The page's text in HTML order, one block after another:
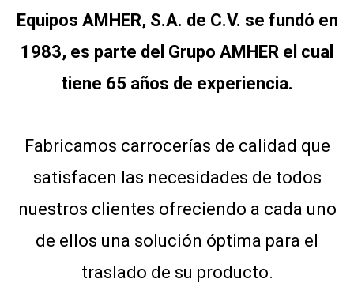
Equipos AMHER, S.A. de C.V. se fundó en
1983, es parte del Grupo AMHER el cual
tiene 65 años de experiencia.
Fabricamos carrocerías de calidad que
satisfacen las necesidades de todos
nuestros clientes ofreciendo a cada uno
de ellos una solución óptima para el
traslado de su producto.